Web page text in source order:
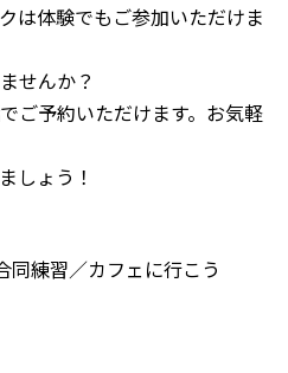
は体験でもご参加いただけま
せんか？
ご予約いただけます。お気軽
しょう！
同練習／カフェに行こう